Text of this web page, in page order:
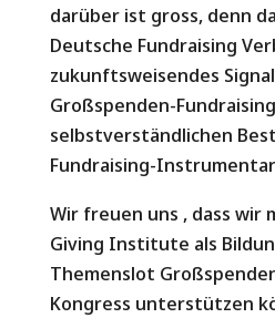
darüber ist gross, denn
Deutsche Fundraising
zukunftsweisendes
Großspenden-
selbstverständlichen
Fundraising-
Wir freuen uns , dass wir
Giving Institute als
Themenslot
Kongress unterstützen